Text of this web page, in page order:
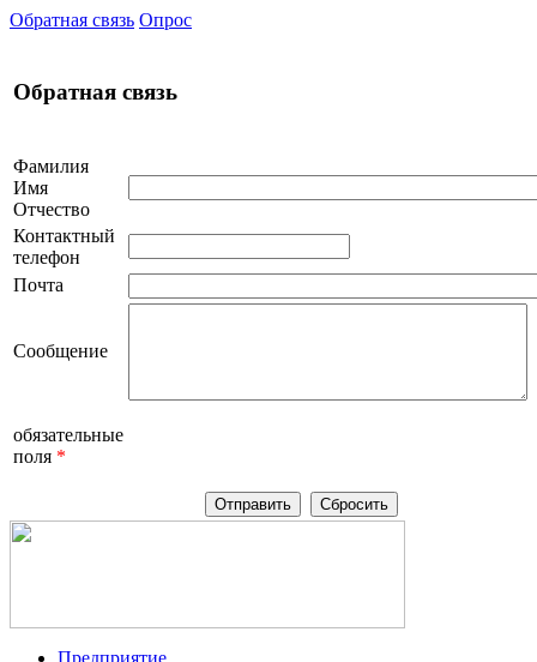
Обратная связь Опрос
Обратная связь
Фамилия
Имя
Отчество
Контактный
телефон
Почта
Сообщение
обязательные
поля *
Предприятие